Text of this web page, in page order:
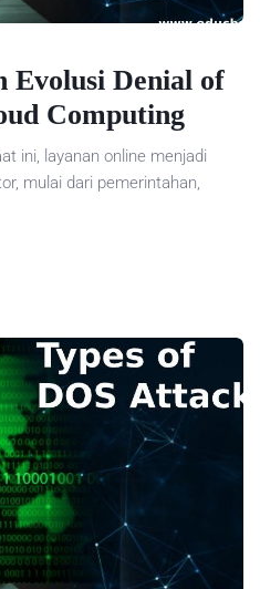
Evolusi Denial of
Computing
ini, layanan online menjadi
mulai dari pemerintahan,